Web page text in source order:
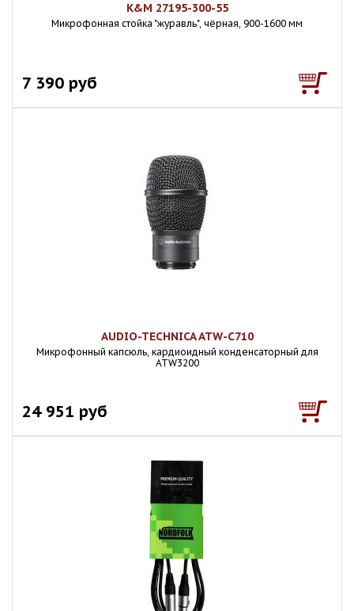
K&M 27195-300-55
Микрофонная стойка "журавль", чёрная, 900-1600 мм
7 390 руб
AUDIO-TECHNICA ATW-C710
Микрофонный капсюль, кардиоидный конденсаторный для
ATW3200
24 951 руб